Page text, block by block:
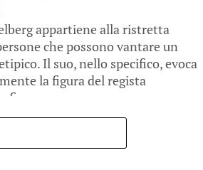
appartiene alla ristretta
che possono vantare un
Il suo, nello specifico, evoca
la figura del regista
se...